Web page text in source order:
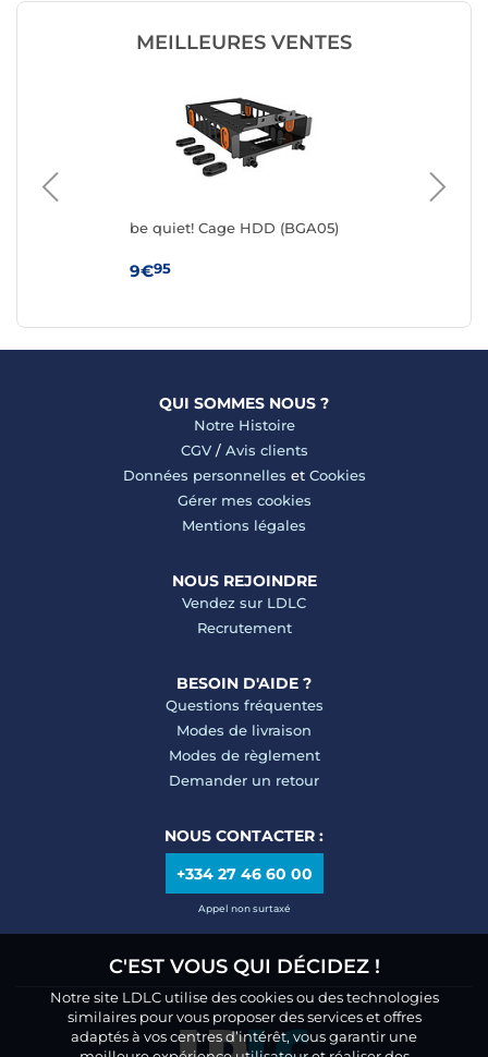
MEILLEURES VENTES
be quiet! Cage HDD (BGA05)
9€95
QUI SOMMES NOUS ?
Notre Histoire
CGV/ Avis clients
Données personnelles et Cookies
Gérer mes cookies
Mentions légales
NOUS REJOINDRE
Vendez sur LDLC
Recrutement
BESOIN D'AIDE ?
Questions fréquentes
Modes de livraison
Modes de règlement
Demander un retour
NOUS CONTACTER :
+334 27 46 60 00
Appel non surtaxé
C'EST VOUS QUI DÉCIDEZ !
Notre site LDLC utilise des cookies ou des technologies
similaires pour vous proposer des services et offres
adaptés à vos centres d’intérêt, vous garantir une